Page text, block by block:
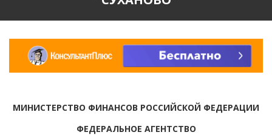
МИНИСТЕРСТВО ФИНАНСОВ РОССИЙСКОЙ ФЕДЕРАЦИИ
ФЕДЕРАЛЬНОЕ АГЕНТСТВО